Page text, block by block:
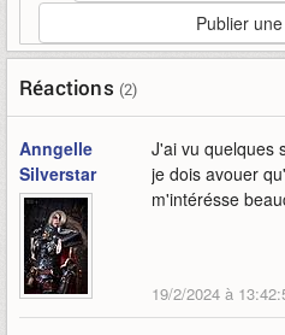
Publier
Réactions (2)
Anngelle
Silverstar
J'ai vu quelques
je dois avouer
m'intérésse
19/2/2024 à